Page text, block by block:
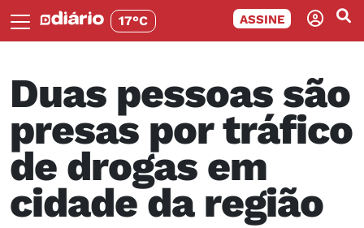
17°C ASSINE
Duas pessoas são
presas por tráfico
de drogas em
cidade da região